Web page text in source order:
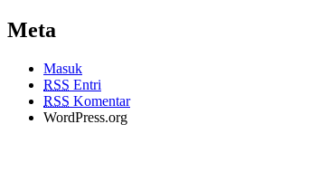
Meta
Masuk
RSS Entri
RSS Komentar
WordPress.org